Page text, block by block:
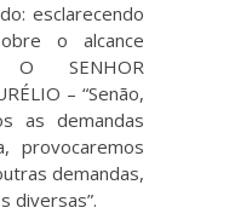
esclarecendo
o alcance
O SENHOR
– “Senão,
as demandas
provocaremos
demandas,
diversas”.